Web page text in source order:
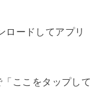
ードしてアプリ
ここをタップして